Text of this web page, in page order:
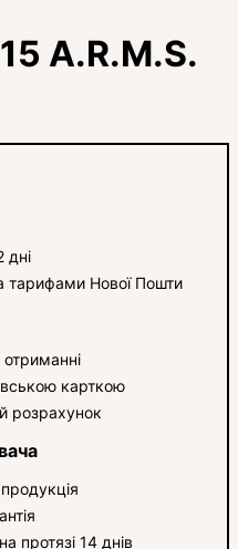
A.R.M.S.
дні
тарифами Нової Пошти
отриманні
карткою
розрахунок
протязі 14 днів